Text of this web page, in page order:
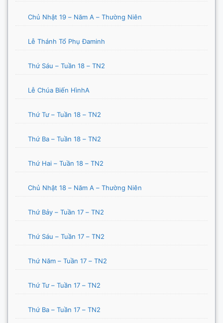
Chủ Nhật 19 – Năm A – Thường Niên
Lễ Thánh Tổ Phụ Đaminh
Thứ Sáu – Tuần 18 – TN2
Lễ Chúa Biến HìnhA
Thứ Tư – Tuần 18 – TN2
Thứ Ba – Tuần 18 – TN2
Thứ Hai – Tuần 18 – TN2
Chủ Nhật 18 – Năm A – Thường Niên
Thứ Bảy – Tuần 17 – TN2
Thứ Sáu – Tuần 17 – TN2
Thứ Năm – Tuần 17 – TN2
Thứ Tư – Tuần 17 – TN2
Thứ Ba – Tuần 17 – TN2